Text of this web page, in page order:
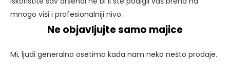
mnogo viši i profesionalniji nivo.
Ne objavljujte samo majice
Mi, ljudi generalno osetimo kada nam neko nešto prodaje.